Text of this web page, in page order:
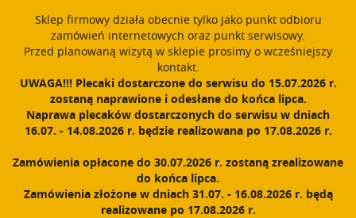
{dataLayer.push(arguments);} gtag('js', new Date()); gtag('config',
'UA-11892555-1');
PROUDLY MADE IN POLAND SINCE 1984 Polski
Zarejestruj się Zaloguj się 0
N
w
g
Sklep firmowy działa obecnie tylko jako punkt odbioru
zamówień internetowych oraz punkt serwisowy.
Przed planowaną wizytą w sklepie prosimy o wcześniejszy
kontakt.
UWAGA!!! Plecaki dostarczone do serwisu do 15.07.2026 r.
zostaną naprawione i odesłane do końca lipca.
Naprawa plecaków dostarczonych do serwisu w dniach
16.07. - 14.08.2026 r. będzie realizowana po 17.08.2026 r.
Zamówienia opłacone do 30.07.2026 r. zostaną zrealizowane
do końca lipca.
Zamówienia złożone w dniach 31.07. - 16.08.2026 r. będą
realizowane po 17.08.2026 r.